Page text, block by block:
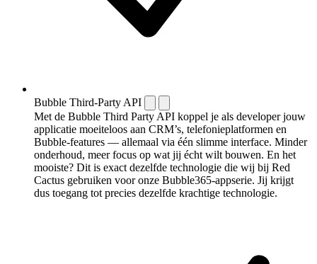
Bubble Third-Party API
Met de Bubble Third Party API koppel je als developer jouw
applicatie moeiteloos aan CRM’s, telefonieplatformen en
Bubble-features — allemaal via één slimme interface. Minder
onderhoud, meer focus op wat jij écht wilt bouwen. En het
mooiste? Dit is exact dezelfde technologie die wij bij Red
Cactus gebruiken voor onze Bubble365-appserie. Jij krijgt
dus toegang tot precies dezelfde krachtige technologie.